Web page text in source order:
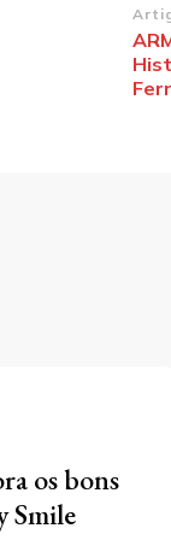
de
os bons
Smile